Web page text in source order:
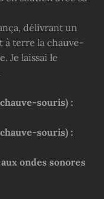
délivrant un
à terre la chauve-
Je laissai le
souris) :
souris) :
ondes sonores